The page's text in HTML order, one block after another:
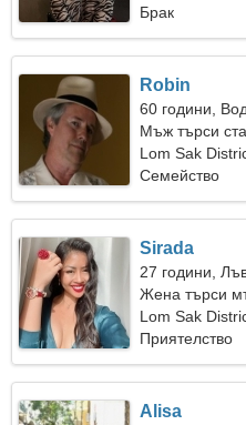
Брак
Robin
60 години,
Мъж търси
Lom Sak
Семейство
Sirada
27 години,
Жена търси
Lom Sak
Приятелство
Alisa